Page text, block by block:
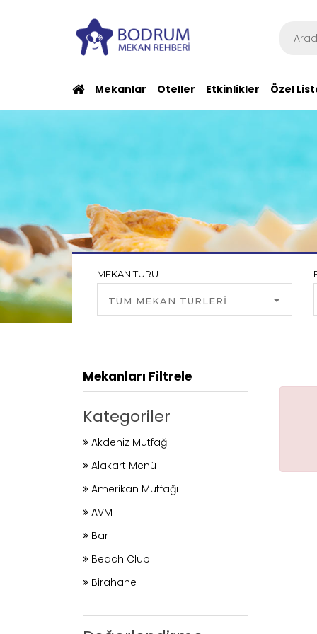
Mekanlar Oteller Etkinlikler Özel
MEKAN TÜRÜ
TÜM MEKAN TÜRLERİ
Mekanları Filtrele
Kategoriler
Akdeniz Mutfağı
Alakart Menü
Amerikan Mutfağı
AVM
Bar
Beach Club
Birahane
Büfe